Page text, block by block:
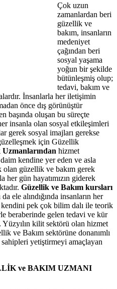
Çok uzun
zamanlardan beri
güzellik ve
bakım, insanların
medeniyet
çağından beri
sosyal yaşama
yoğun bir şekilde
bütünleşmiş olup;
tedavi, bakım ve
İnsanlarla her iletişimin
önce dış görünüştür
başında oluşan bu süreçte
insanla olan sosyal etkileşimleri
gerek sosyal imajları gerekse
için Güzellik
hizmet
kendine yer eden ve asla
olan güzellik ve bakım gerek
her gün hayatımızın giderek
Güzellik ve Bakım kursları
ele alındığında insanların her
pek çok bilim dalı ile teorik
beraberinde gelen tedavi ve kür
kilit sektörü olan hizmet
ve Bakım sektörüne donanımlı
yetiştirmeyi amaçlayan
ve BAKIM UZMANI